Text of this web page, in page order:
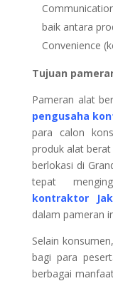
baik antara
Convenience
Tujuan
Pameran alat
pengusaha
para calon
produk alat
berlokasi di
tepat
kontraktor
dalam pameran
Selain
bagi para
berbagai